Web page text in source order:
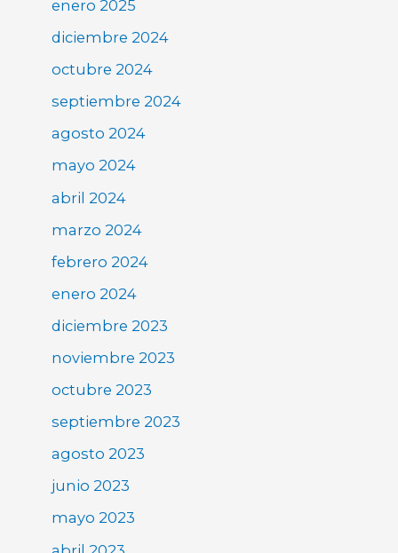
enero 2025
diciembre 2024
octubre 2024
septiembre 2024
agosto 2024
mayo 2024
abril 2024
marzo 2024
febrero 2024
enero 2024
diciembre 2023
noviembre 2023
octubre 2023
septiembre 2023
agosto 2023
junio 2023
mayo 2023